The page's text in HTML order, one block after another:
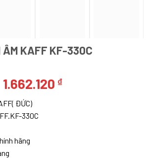
ÂM KAFF KF-330C
Giá
gốc
là:
2.700.000 ₫.
1.662.120 ₫Giá
ĐỨC)
330C
hãng